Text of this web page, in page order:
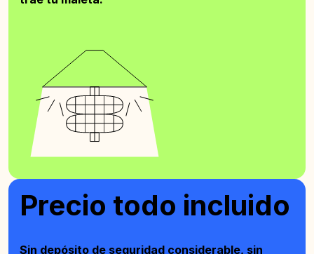
Precio todo incluido
Sin depósito de seguridad considerable, sin